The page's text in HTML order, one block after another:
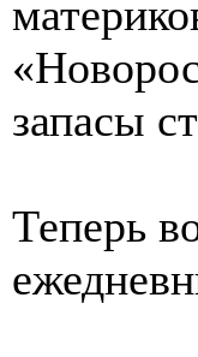
запасы
Теперь